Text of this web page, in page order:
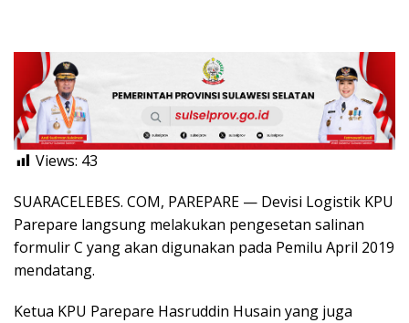
Views: 43
SUARACELEBES. COM, PAREPARE — Devisi Logistik KPU
Parepare langsung melakukan pengesetan salinan
formulir C yang akan digunakan pada Pemilu April 2019
mendatang.
Ketua KPU Parepare Hasruddin Husain yang juga